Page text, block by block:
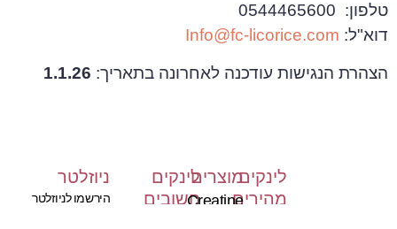
טלפון: 0544465600
דוא"ל: Info@fc-licorice.com
הצהרת הנגישות עודכנה לאחרונה בתאריך: 1.1.26
לינקים
מהירים
מוצרים
Creatine
לינקים
חשובים
ניוזלטר
הירשמו לניוזלטר